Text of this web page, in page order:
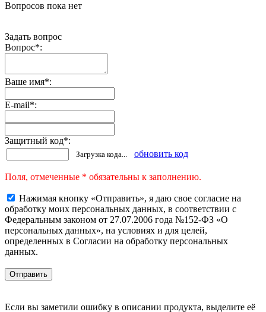
Вопросов пока нет
Задать вопрос
Вопрос*:
Ваше имя*:
E-mail*:
Защитный код*:
Загрузка кода... обновить код
Поля, отмеченные * обязательны к заполнению.
Нажимая кнопку «Отправить», я даю свое согласие на
обработку моих персональных данных, в соответствии с
Федеральным законом от 27.07.2006 года №152-ФЗ «О
персональных данных», на условиях и для целей,
определенных в Согласии на обработку персональных
данных.
Если вы заметили ошибку в описании продукта, выделите её